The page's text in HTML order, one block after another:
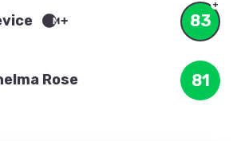
83
Rose 81